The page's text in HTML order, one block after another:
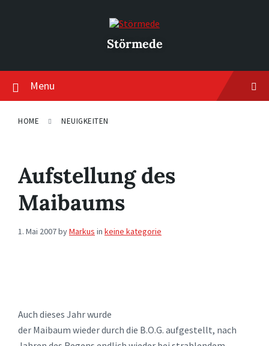
Störmede
Menu
HOME NEUIGKEITEN
Aufstellung des
Maibaums
1. Mai 2007byMarkus in keine kategorie
Auch dieses Jahr wurde
der Maibaum wieder durch die B.O.G. aufgestellt, nach